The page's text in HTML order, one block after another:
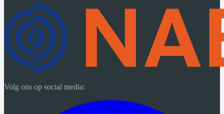
Volg ons op social media: